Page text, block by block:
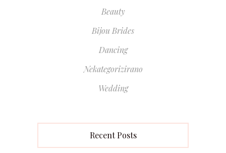
Beauty
Bijou Brides
Dancing
Nekategorizirano
Wedding
Recent Posts